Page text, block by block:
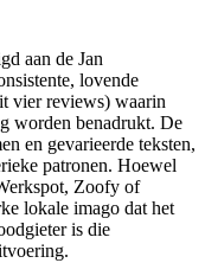
aan de Jan
lovende
vier reviews) waarin
worden benadrukt. De
en gevarieerde teksten,
patronen. Hoewel
Zoofy of
lokale imago dat het
is die